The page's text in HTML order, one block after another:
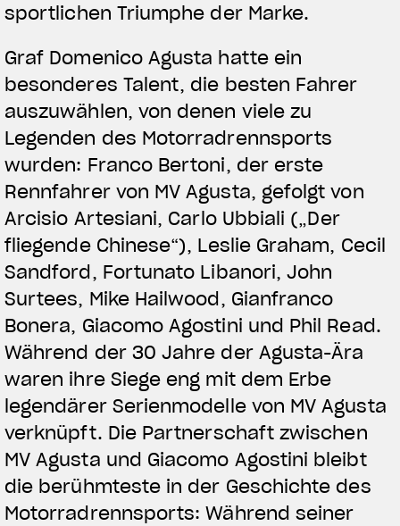
sportlichen Triumphe der Marke.
Graf Domenico Agusta hatte ein
besonderes Talent, die besten Fahrer
auszuwählen, von denen viele zu
Legenden des Motorradrennsports
wurden: Franco Bertoni, der erste
Rennfahrer von MV Agusta, gefolgt von
Arcisio Artesiani, Carlo Ubbiali („Der
fliegende Chinese“), Leslie Graham, Cecil
Sandford, Fortunato Libanori, John
Surtees, Mike Hailwood, Gianfranco
Bonera, Giacomo Agostini und Phil Read.
Während der 30 Jahre der Agusta-Ära
waren ihre Siege eng mit dem Erbe
legendärer Serienmodelle von MV Agusta
verknüpft. Die Partnerschaft zwischen
MV Agusta und Giacomo Agostini bleibt
die berühmteste in der Geschichte des
Motorradrennsports: Während seiner